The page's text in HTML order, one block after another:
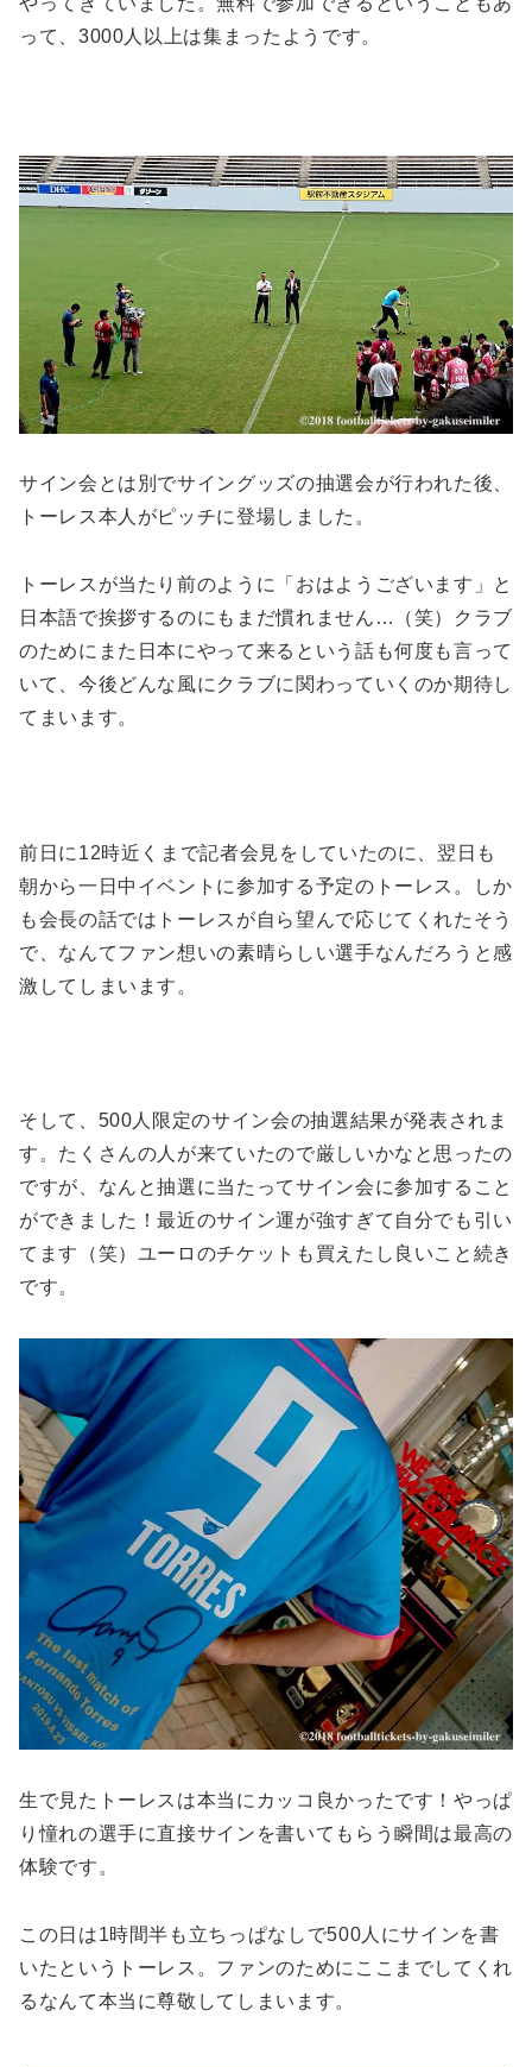
って、3000人以上は集まったようです。
サイン会とは別でサイングッズの抽選会が行われた後、
トーレス本人がピッチに登場しました。
トーレスが当たり前のように「おはようございます」と
日本語で挨拶するのにもまだ慣れません…（笑）クラブ
のためにまた日本にやって来るという話も何度も言って
いて、今後どんな風にクラブに関わっていくのか期待し
てまいます。
前日に12時近くまで記者会見をしていたのに、翌日も
朝から一日中イベントに参加する予定のトーレス。しか
も会長の話ではトーレスが自ら望んで応じてくれたそう
で、なんてファン想いの素晴らしい選手なんだろうと感
激してしまいます。
そして、500人限定のサイン会の抽選結果が発表されま
す。たくさんの人が来ていたので厳しいかなと思ったの
ですが、なんと抽選に当たってサイン会に参加すること
ができました！最近のサイン運が強すぎて自分でも引い
てます（笑）ユーロのチケットも買えたし良いこと続き
です。
生で見たトーレスは本当にカッコ良かったです！やっぱ
り憧れの選手に直接サインを書いてもらう瞬間は最高の
体験です。
この日は1時間半も立ちっぱなしで500人にサインを書
いたというトーレス。ファンのためにここまでしてくれ
るなんて本当に尊敬してしまいます。